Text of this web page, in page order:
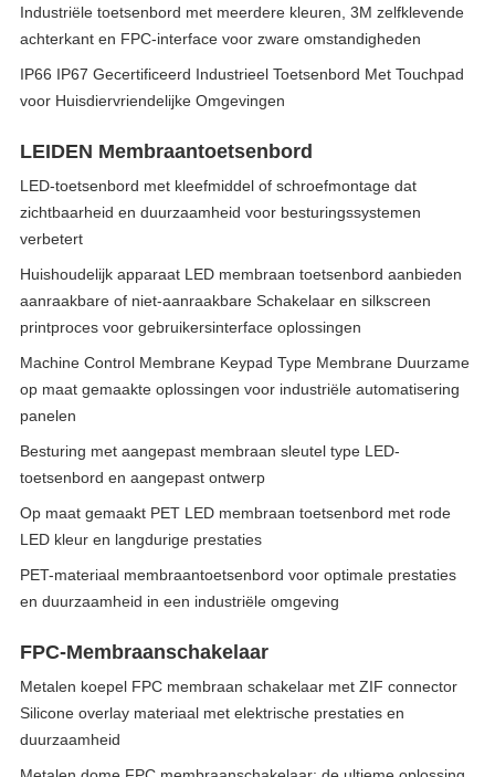
Industriële toetsenbord met meerdere kleuren, 3M zelfklevende
achterkant en FPC-interface voor zware omstandigheden
IP66 IP67 Gecertificeerd Industrieel Toetsenbord Met Touchpad
voor Huisdiervriendelijke Omgevingen
LEIDEN Membraantoetsenbord
LED-toetsenbord met kleefmiddel of schroefmontage dat
zichtbaarheid en duurzaamheid voor besturingssystemen
verbetert
Huishoudelijk apparaat LED membraan toetsenbord aanbieden
aanraakbare of niet-aanraakbare Schakelaar en silkscreen
printproces voor gebruikersinterface oplossingen
Machine Control Membrane Keypad Type Membrane Duurzame
op maat gemaakte oplossingen voor industriële automatisering
panelen
Besturing met aangepast membraan sleutel type LED-
toetsenbord en aangepast ontwerp
Op maat gemaakt PET LED membraan toetsenbord met rode
LED kleur en langdurige prestaties
PET-materiaal membraantoetsenbord voor optimale prestaties
en duurzaamheid in een industriële omgeving
FPC-Membraanschakelaar
Metalen koepel FPC membraan schakelaar met ZIF connector
Silicone overlay materiaal met elektrische prestaties en
duurzaamheid